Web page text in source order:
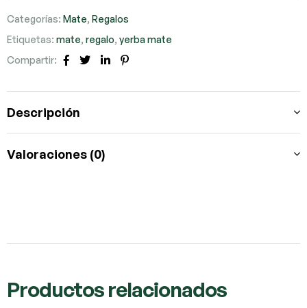
Categorías: Mate, Regalos
Etiquetas: mate, regalo, yerba mate
Compartir:
Facebook
TwitterLinkedIn
Descripción
Valoraciones (0)
Productos relacionados